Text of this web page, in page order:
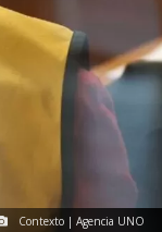
Contexto | Agencia UNO